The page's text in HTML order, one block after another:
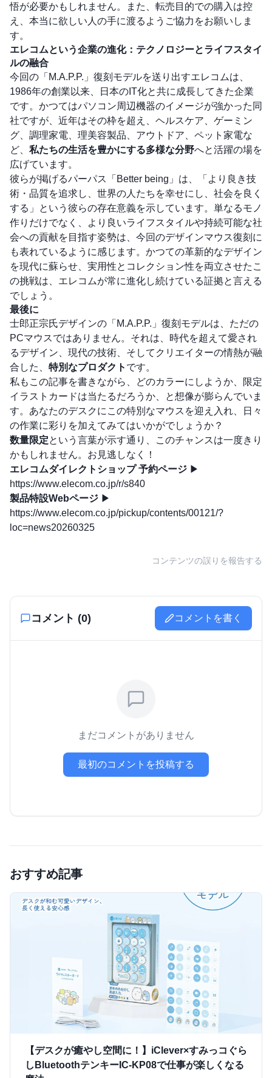
悟が必要かもしれません。また、転売目的での購入は控
え、本当に欲しい人の手に渡るようご協力をお願いしま
す。
エレコムという企業の進化：テクノロジーとライフスタイ
ルの融合
今回の「M.A.P.P.」復刻モデルを送り出すエレコムは、
1986年の創業以来、日本のIT化と共に成長してきた企業
です。かつてはパソコン周辺機器のイメージが強かった同
社ですが、近年はその枠を超え、ヘルスケア、ゲーミン
グ、調理家電、理美容製品、アウトドア、ペット家電な
ど、 私たちの生活を豊かにする多様な分野へと活躍の場を
広げています。
彼らが掲げるパーパス「Better being」は、「より良き技
術・品質を追求し、世界の人たちを幸せにし、社会を良く
する」という彼らの存在意義を示しています。単なるモノ
作りだけでなく、より良いライフスタイルや持続可能な社
会への貢献を目指す姿勢は、今回のデザインマウス復刻に
も表れているように感じます。かつての革新的なデザイン
を現代に蘇らせ、実用性とコレクション性を両立させたこ
の挑戦は、エレコムが常に進化し続けている証拠と言える
でしょう。
最後に
士郎正宗氏デザインの「M.A.P.P.」復刻モデルは、ただの
PCマウスではありません。それは、時代を超えて愛され
るデザイン、現代の技術、そしてクリエイターの情熱が融
合した、 特別なプロダクト です。
私もこの記事を書きながら、どのカラーにしようか、限定
イラストカードは当たるだろうか、と想像が膨らんでいま
す。あなたのデスクにこの特別なマウスを迎え入れ、日々
の作業に彩りを加えてみてはいかがでしょうか？
数量限定という言葉が示す通り、このチャンスは一度きり
かもしれません。お見逃しなく！
エレコムダイレクトショップ 予約ページ ▶
https://www.elecom.co.jp/r/s840
製品特設Webページ ▶
https://www.elecom.co.jp/pickup/contents/00121/?
loc=news20260325
コンテンツの誤りを報告する
コメント (0) コメントを書く
まだコメントがありません
最初のコメントを投稿する
おすすめ記事
【デスクが癒やし空間に！】iClever×すみっコぐら
しBluetoothテンキーIC-KP08で仕事が楽しくなる